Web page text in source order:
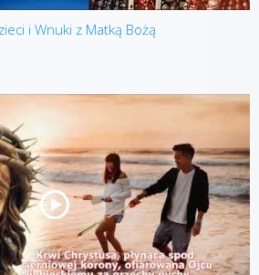
i Wnuki z Matką Bożą